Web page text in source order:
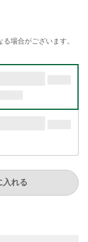
場合がございます。
入れる